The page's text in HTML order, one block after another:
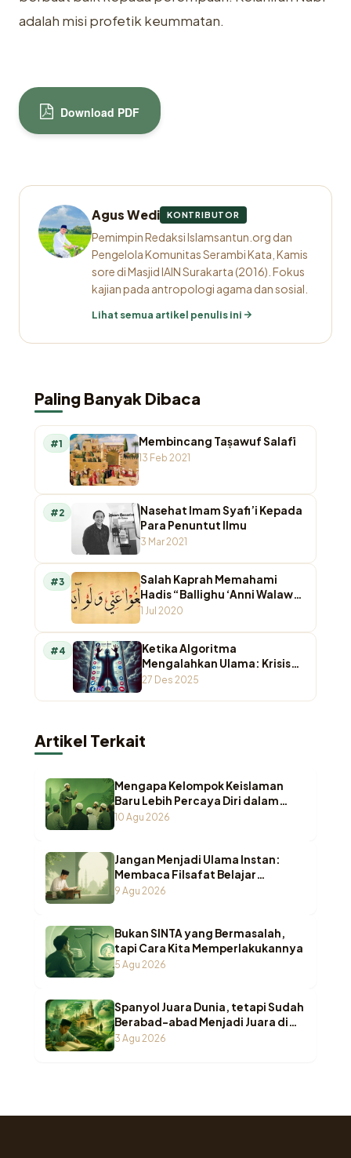
adalah misi profetik keummatan.
Download PDF
Agus Wedi KONTRIBUTOR
Pemimpin Redaksi Islamsantun.org dan
Pengelola Komunitas Serambi Kata, Kamis
sore di Masjid IAIN Surakarta (2016). Fokus
kajian pada antropologi agama dan sosial.
Lihat semua artikel penulis ini
Paling Banyak Dibaca
#1 Membincang Taṣawuf Salafī
13 Feb 2021
#2
Nasehat Imam Syafi’i Kepada
Para Penuntut Ilmu
3 Mar 2021
#3
Salah Kaprah Memahami
Hadis “Ballighu ‘Anni Walaw
Ayah”
1 Jul 2020
#4
Ketika Algoritma
Mengalahkan Ulama: Krisis
Otoritas Keagamaan di
27 Des 2025
Artikel Terkait
Mengapa Kelompok Keislaman
Baru Lebih Percaya Diri dalam
Menyuarakan Agama?
10 Agu 2026
Jangan Menjadi Ulama Instan:
Membaca Filsafat Belajar
Pesantren dari Nama-Nama Kitab
9 Agu 2026
Bukan SINTA yang Bermasalah,
tapi Cara Kita Memperlakukannya
5 Agu 2026
Spanyol Juara Dunia, tetapi Sudah
Berabad-abad Menjadi Juara di
Pesantren Indonesia
3 Agu 2026